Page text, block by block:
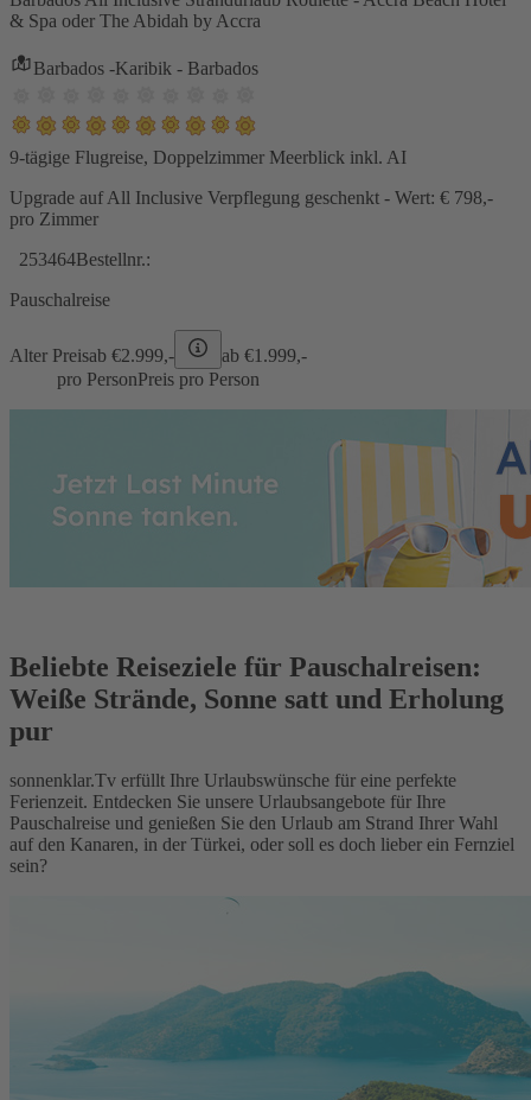
& Spa oder The Abidah by Accra
Barbados -Karibik - Barbados
9-tägige Flugreise, Doppelzimmer Meerblick inkl. AI
Upgrade auf All Inclusive Verpflegung geschenkt - Wert: € 798,-
pro Zimmer
253464Bestellnr.:
Pauschalreise
Alter Preisab €2.999,- ab €1.999,-
pro PersonPreis pro Person
Beliebte Reiseziele für Pauschalreisen:
Weiße Strände, Sonne satt und Erholung
pur
sonnenklar.Tv erfüllt Ihre Urlaubswünsche für eine perfekte
Ferienzeit. Entdecken Sie unsere Urlaubsangebote für Ihre
Pauschalreise und genießen Sie den Urlaub am Strand Ihrer Wahl
auf den Kanaren, in der Türkei, oder soll es doch lieber ein Fernziel
sein?